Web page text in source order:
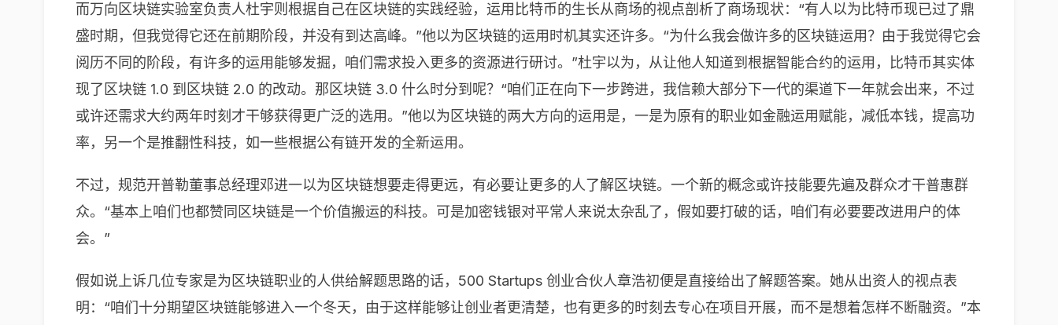
而万向区块链实验室负责人杜宇则根据自己在区块链的实践经验，运用比特币的生长从商场的视点剖析了商场现状：“有人以为比特币现已过了鼎
盛时期，但我觉得它还在前期阶段，并没有到达高峰。”他以为区块链的运用时机其实还许多。“为什么我会做许多的区块链运用？由于我觉得它会
阅历不同的阶段，有许多的运用能够发掘，咱们需求投入更多的资源进行研讨。”杜宇以为，从让他人知道到根据智能合约的运用，比特币其实体
现了区块链 1.0 到区块链 2.0 的改动。那区块链 3.0 什么时分到呢？“咱们正在向下一步跨进，我信赖大部分下一代的渠道下一年就会出来，不过
或许还需求大约两年时刻才干够获得更广泛的选用。”他以为区块链的两大方向的运用是，一是为原有的职业如金融运用赋能，减低本钱，提高功
率，另一个是推翻性科技，如一些根据公有链开发的全新运用。
不过，规范开普勒董事总经理邓进一以为区块链想要走得更远，有必要让更多的人了解区块链。一个新的概念或许技能要先遍及群众才干普惠群
众。“基本上咱们也都赞同区块链是一个价值搬运的科技。可是加密钱银对平常人来说太杂乱了，假如要打破的话，咱们有必要要改进用户的体
会。”
假如说上诉几位专家是为区块链职业的人供给解题思路的话，500 Startups 创业合伙人章浩初便是直接给出了解题答案。她从出资人的视点表
明：“咱们十分期望区块链能够进入一个冬天，由于这样能够让创业者更清楚，也有更多的时刻去专心在项目开展，而不是想着怎样不断融资。”本